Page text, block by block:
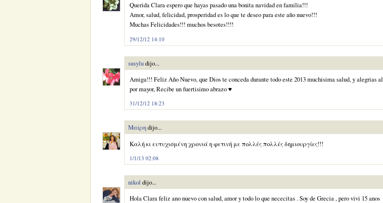
Querida Clara espero que hayas pasado una bonita navidad en familia!!!
Amor, salud, felicidad, prosperidad es lo que te deseo para este año nuevo!!!
Muchas Felicidades!!! muchos besotes!!!!
29/12/12 14:10
susyludijo...
Amiga!!! Feliz Año Nuevo, que Dios te conceda durante todo este 2013 muchisima salud, y alegrias al
por mayor, Recibe un fuertisimo abrazo ♥
31/12/12 18:23
Μαiρηdijo...
Kαλή κι ευτυχισμένη χρονιά η φετινή με πολλές πολλές δημιουργίες!!!
1/1/13 02:08
nikol dijo...
Hola Clara feliz ano nuevo con salud, amor y todo lo que nececitas . Soy de Grecia , pero vivi 15 anos